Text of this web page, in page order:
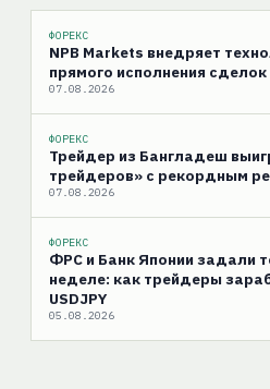
ФОРЕКС
NPB Markets внедряет
прямого исполнения
07.08.2026
ФОРЕКС
Трейдер из Бангладеш
трейдеров» с рекордным
07.08.2026
ФОРЕКС
ФРС и Банк Японии задали
неделе: как трейдеры
USDJPY
05.08.2026